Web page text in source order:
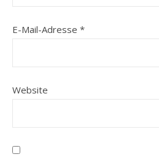
E-Mail-Adresse *
Website